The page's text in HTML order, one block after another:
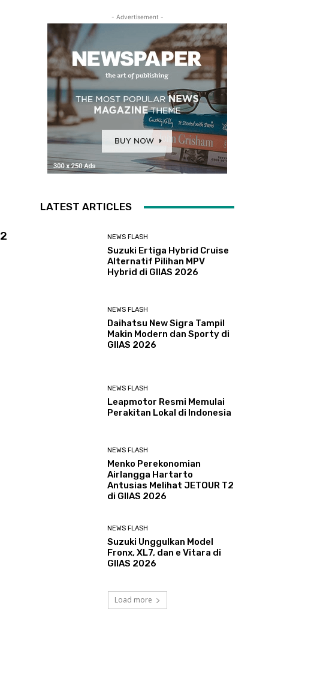
- Advertisement -
LATEST ARTICLES
NEWS FLASH
Suzuki Ertiga Hybrid Cruise
Alternatif Pilihan MPV
Hybrid di GIIAS 2026
NEWS FLASH
Daihatsu New Sigra Tampil
Makin Modern dan Sporty di
GIIAS 2026
NEWS FLASH
Leapmotor Resmi Memulai
Perakitan Lokal di Indonesia
NEWS FLASH
Menko Perekonomian
Airlangga Hartarto
Antusias Melihat JETOUR T2
di GIIAS 2026
NEWS FLASH
Suzuki Unggulkan Model
Fronx, XL7, dan e Vitara di
GIIAS 2026
Load more